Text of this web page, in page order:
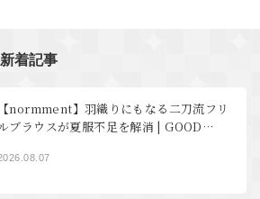
着記事
【normment】羽織りにもなる二刀流フリ
ブラウスが夏服不足を解消 | GOOD